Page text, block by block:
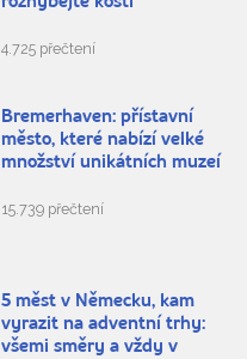
4.725 přečtení
Bremerhaven: přístavní
město, které nabízí velké
množství unikátních muzeí
15.739 přečtení
5 měst v Německu, kam
vyrazit na adventní trhy:
všemi směry a vždy v